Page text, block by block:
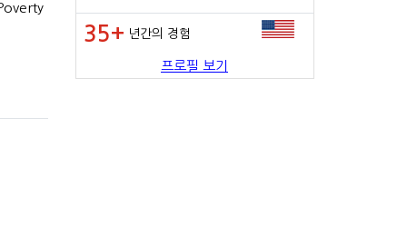
35+ 년간의 경험
프로필 보기